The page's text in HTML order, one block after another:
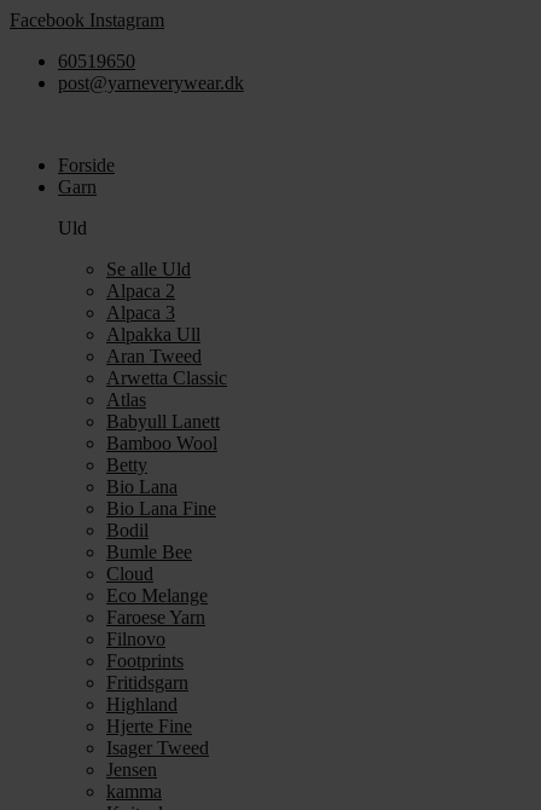
Videre
indhold
Facebook Instagram
60519650
post@yarneverywear.dk
Forside
Garn
Uld
Se alle Uld
Alpaca 2
Alpaca 3
Alpakka Ull
Aran Tweed
Arwetta Classic
Atlas
Babyull Lanett
Bamboo Wool
Betty
Bio Lana
Bio Lana Fine
Bodil
Bumle Bee
Cloud
Eco Melange
Faroese Yarn
Filnovo
Footprints
Fritidsgarn
Highland
Hjerte Fine
Isager Tweed
Jensen
kamma